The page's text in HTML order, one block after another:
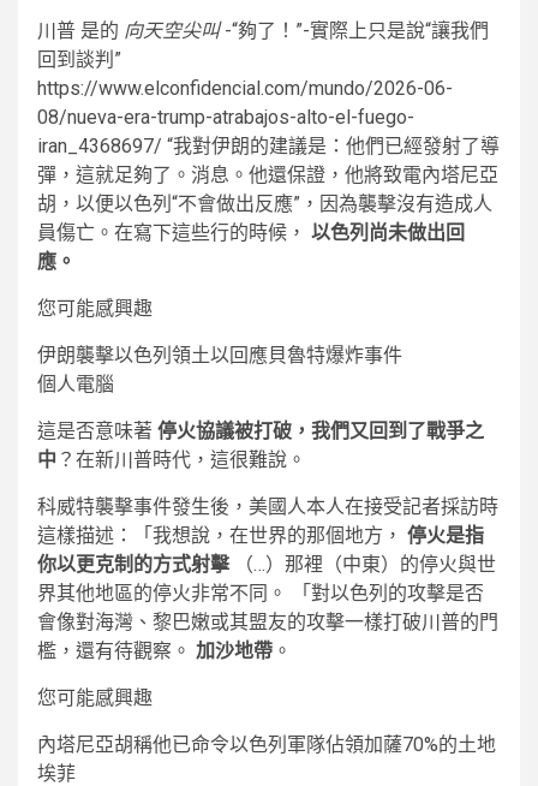
川普 是的 向天空尖叫-“夠了！”-實際上只是說“讓我們
回到談判”
https://www.elconfidencial.com/mundo/2026-06-
08/nueva-era-trump-atrabajos-alto-el-fuego-
iran_4368697/ “我對伊朗的建議是：他們已經發射了導
彈，這就足夠了。消息。他還保證，他將致電內塔尼亞
胡，以便以色列“不會做出反應”，因為襲擊沒有造成人
員傷亡。在寫下這些行的時候， 以色列尚未做出回
應。
您可能感興趣
伊朗襲擊以色列領土以回應貝魯特爆炸事件
個人電腦
這是否意味著 停火協議被打破，我們又回到了戰爭之
中 ？在新川普時代，這很難說。
科威特襲擊事件發生後，美國人本人在接受記者採訪時
這樣描述：「我想說，在世界的那個地方， 停火是指
你以更克制的方式射擊（…）那裡（中東）的停火與世
界其他地區的停火非常不同。 「對以色列的攻擊是否
會像對海灣、黎巴嫩或其盟友的攻擊一樣打破川普的門
檻，還有待觀察。 加沙地帶 。
您可能感興趣
內塔尼亞胡稱他已命令以色列軍隊佔領加薩70%的土地
埃菲